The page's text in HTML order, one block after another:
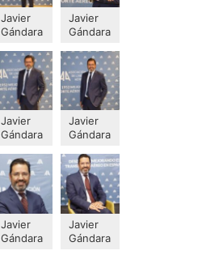
Javier
Gándara
Javier
Gándara
Javier
Gándara
Javier
Gándara
Javier
Gándara
Javier
Gándara